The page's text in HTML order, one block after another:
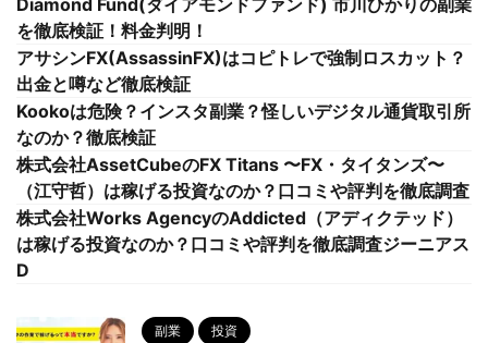
Diamond Fund(ダイアモンドファンド) 市川ひかりの副業
を徹底検証！料金判明！
アサシンFX(AssassinFX)はコピトレで強制ロスカット？
出金と噂など徹底検証
Kookoは危険？インスタ副業？怪しいデジタル通貨取引所
なのか？徹底検証
株式会社AssetCubeのFX Titans 〜FX・タイタンズ〜
（江守哲）は稼げる投資なのか？口コミや評判を徹底調査
株式会社Works AgencyのAddicted（アディクテッド）
は稼げる投資なのか？口コミや評判を徹底調査ジーニアス
D
副業 投資